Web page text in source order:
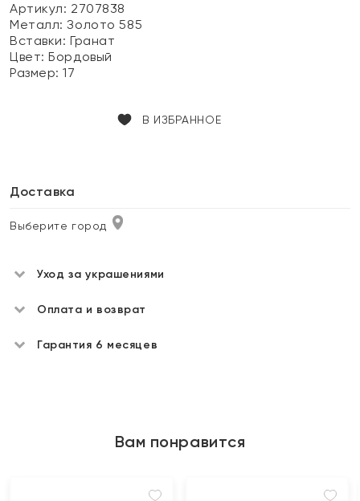
Артикул: 2707838
Металл:Золото 585
Вставки:Гранат
Цвет:Бордовый
Размер:17
В ИЗБРАННОЕ
Доставка
Выберите город
Уход за украшениями
Оплата и возврат
Гарантия 6 месяцев
Вам понравится